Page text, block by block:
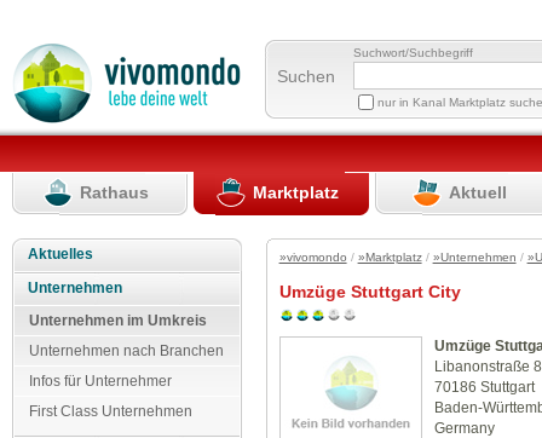
Suchen
Suchwort/Suchbegriff
nur in Kanal Marktplatz
Rathaus Marktplatz Aktuell
Aktuelles
Unternehmen
Unternehmen im Umkreis
Unternehmen nach Branchen
Infos für Unternehmer
First Class Unternehmen
»vivomondo / »Marktplatz/ »Unternehmen /
Umzüge Stuttgart City
Umzüge
Libanonstraße
70186 Stuttgart
Baden-
Germany